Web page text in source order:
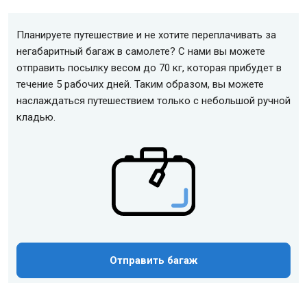
Планируете путешествие и не хотите переплачивать за
негабаритный багаж в самолете? С нами вы можете
отправить посылку весом до 70 кг, которая прибудет в
течение 5 рабочих дней. Таким образом, вы можете
наслаждаться путешествием только с небольшой ручной
кладью.
Отправить багаж